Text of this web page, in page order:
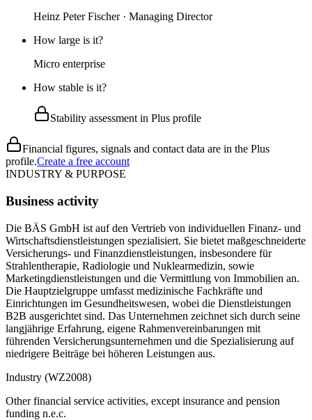
Heinz Peter Fischer · Managing Director
How large is it?
Micro enterprise
How stable is it?
Stability assessment in Plus profile
Financial figures, signals and contact data are in the Plus
profile.Create a free account
INDUSTRY & PURPOSE
Business activity
Die BÄS GmbH ist auf den Vertrieb von individuellen Finanz- und
Wirtschaftsdienstleistungen spezialisiert. Sie bietet maßgeschneiderte
Versicherungs- und Finanzdienstleistungen, insbesondere für
Strahlentherapie, Radiologie und Nuklearmedizin, sowie
Marketingdienstleistungen und die Vermittlung von Immobilien an.
Die Hauptzielgruppe umfasst medizinische Fachkräfte und
Einrichtungen im Gesundheitswesen, wobei die Dienstleistungen
B2B ausgerichtet sind. Das Unternehmen zeichnet sich durch seine
langjährige Erfahrung, eigene Rahmenvereinbarungen mit
führenden Versicherungsunternehmen und die Spezialisierung auf
niedrigere Beiträge bei höheren Leistungen aus.
Industry (WZ2008)
Other financial service activities, except insurance and pension
funding n.e.c.